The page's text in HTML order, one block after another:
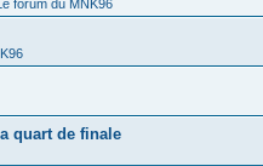
forum du MNK96
quart de finale